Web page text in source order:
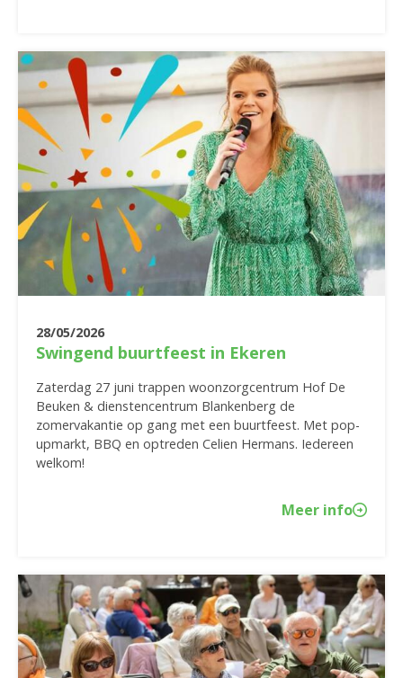
28/05/2026
Swingend buurtfeest in Ekeren
Zaterdag 27 juni trappen woonzorgcentrum Hof De
Beuken & dienstencentrum Blankenberg de
zomervakantie op gang met een buurtfeest. Met pop-
upmarkt, BBQ en optreden Celien Hermans. Iedereen
welkom!
Meer info